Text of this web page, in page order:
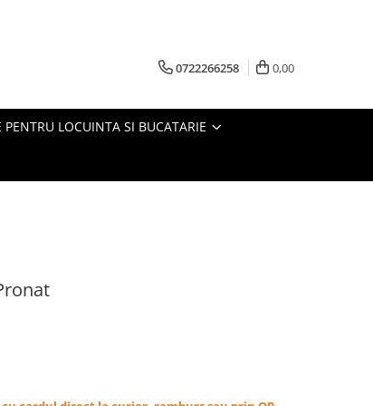
0722266258 0,00
PENTRU LOCUINTA SI BUCATARIE